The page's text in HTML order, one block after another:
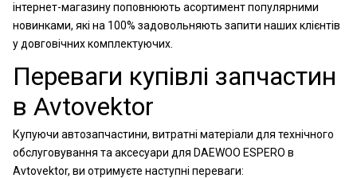
інтернет-магазину поповнюють асортимент популярними
новинками, які на 100% задовольняють запити наших клієнтів
у довговічних комплектуючих.
Переваги купівлі запчастин
в Avtovektor
Купуючи автозапчастини, витратні матеріали для технічного
обслуговування та аксесуари для DAEWOO ESPERO в
Avtovektor, ви отримуєте наступні переваги: